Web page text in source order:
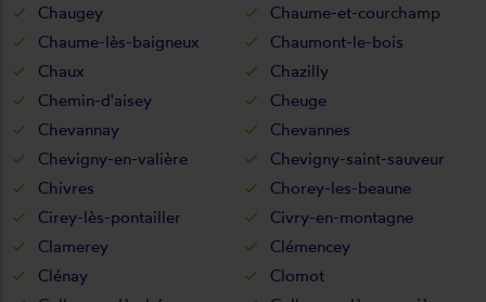
Chaugey
Chaume-et-courchamp
Chaume-lès-baigneux
Chaumont-le-bois
Chaux
Chazilly
Chemin-d'aisey
Cheuge
Chevannay
Chevannes
Chevigny-en-valière
Chevigny-saint-sauveur
Chivres
Chorey-les-beaune
Cirey-lès-pontailler
Civry-en-montagne
Clamerey
Clémencey
Clénay
Clomot